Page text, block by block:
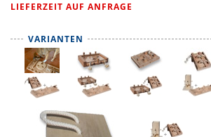
LIEFERZEIT AUF ANFRAGE
VARIANTEN